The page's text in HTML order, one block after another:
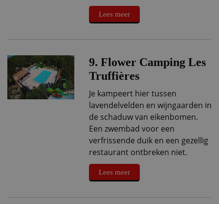
Lees meer
9. Flower Camping Les
Truffières
Je kampeert hier tussen
lavendelvelden en wijngaarden in
de schaduw van eikenbomen.
Een zwembad voor een
verfrissende duik en een gezellig
restaurant ontbreken niet.
Lees meer